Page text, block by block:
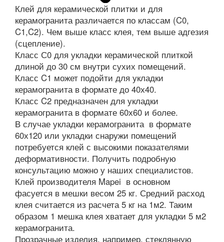
Клей для керамической плитки и для
керамогранита различается по классам (C0,
C1,C2). Чем выше класс клея, тем выше адгезия
(сцепление).
Класс С0 для укладки керамической плиткой
длиной до 30 см внутри сухих помещений.
Класс C1 может подойти для укладки
керамогранита в формате до 40х40.
Класс C2 предназначен для укладки
керамогранита в формате 60х60 и более.
В случае укладки керамогранита в формате
60х120 или укладки снаружи помещений
потребуется клей с высокими показателями
деформативности. Получить подробную
консультацию можно у наших специалистов.
Клей производителя Mapei в основном
фасуется в мешки весом 25 кг. Средний расход
клея считается из расчета 5 кг на 1м2. Таким
образом 1 мешка клея хватает для укладки 5 м2
керамогранита.
Прозрачные изделия, например, стеклянную